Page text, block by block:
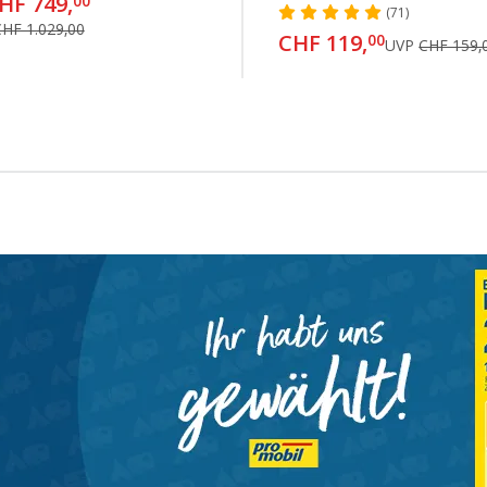
1.029,00
(71)
CHF 119,00UVPCHF